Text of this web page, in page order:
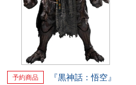
『黒神話：悟空』